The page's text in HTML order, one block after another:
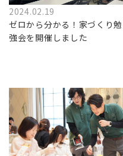
2024.02.19
ゼロから分かる！家づくり勉
強会を開催しました